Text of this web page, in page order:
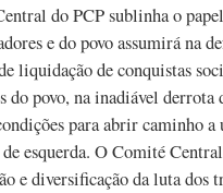
do PCP sublinha o
e do povo assumirá na
liquidação de conquistas
do povo, na inadiável derrota
para abrir caminho
esquerda. O Comité
e diversificação da luta dos